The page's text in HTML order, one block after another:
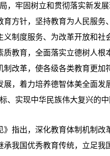
，牢固树立和贯彻落实新发
育方针，坚持教育为人民服务
义制度服务、为改革开放和社
质教育，全面落实立德树人
制改革，使各级各类教育更
展，着力培养德智体美全面
、实现中华民族伟大复兴的中
出，深化教育体制机制改
承我国优秀教育传统，立足